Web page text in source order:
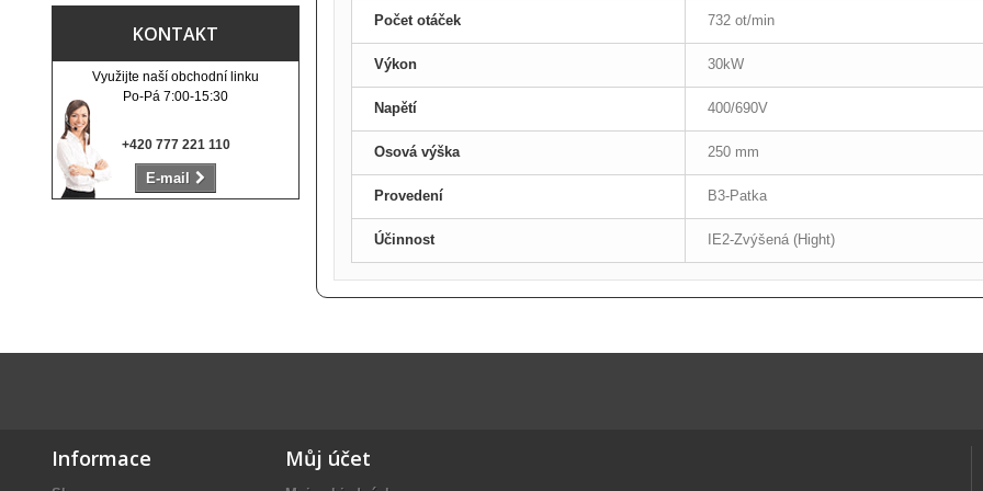
KONTAKT
Využijte naší obchodní linku
Po-Pá 7:00-15:30
+420 777 221 110
E-mail
Počet otáček 732 ot/min
Výkon 30kW
Napětí 400/690V
Osová výška 250 mm
Provedení B3-Patka
Účinnost IE2-Zvýšená (Hight)
Informace Můj účet